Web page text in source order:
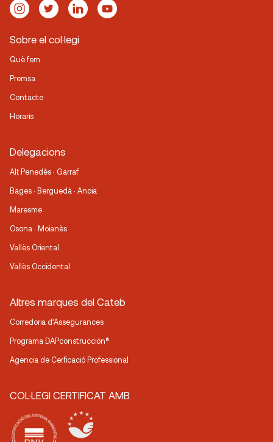
Sobre el col·legi
Què fem
Premsa
Contacte
Horaris
Delegacions
Alt Penedès · Garraf
Bages · Berguedà · Anoia
Maresme
Osona · Moianès
Vallès Oriental
Vallès Occidental
Altres marques del Cateb
Corredoria d’Assegurances
Programa DAPconstrucción®
Agencia de Cerficació Professional
COL·LEGI CERTIFICAT AMB